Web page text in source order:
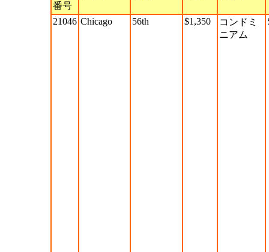
番号
21046 Chicago 56th $1,350
コンドミ
ニアム